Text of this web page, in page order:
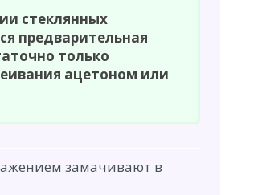
стеклянных
предварительная
только
ацетоном или
замачивают в